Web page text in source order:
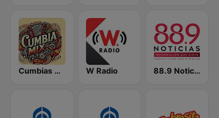
Cumbias Mix W Radio 88.9 Noticias